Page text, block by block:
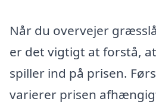
Når du overvejer
er det vigtigt at forstå,
spiller ind på prisen.
varierer prisen